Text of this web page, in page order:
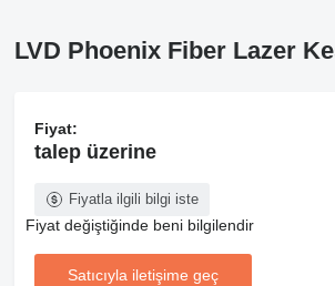
LVD Phoenix Fiber Lazer
Fiyat:
talep üzerine
Fiyatla ilgili bilgi iste
Fiyat değiştiğinde beni bilgilendir
Satıcıyla iletişime geç